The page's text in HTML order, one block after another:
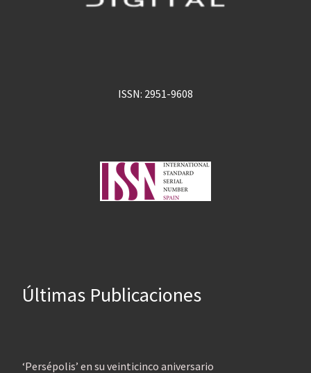
ISSN: 2951-9608
Últimas Publicaciones
‘Persépolis’ en su veinticinco aniversario